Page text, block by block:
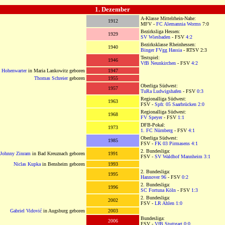
1. Dezember
1912
A-Klasse Mittelrhein-Nahe:
MFV - FC Alemannia Worms 7:0
1929
Bezirksliga Hessen:
SV Wiesbaden - FSV 4:2
1940
Bezirksklasse Rheinhessen:
Binger FVgg Hassia - RTSV 2:3
1946
Testspiel:
VfB Neunkirchen - FSV 4:2
in Maria Lankowitz geboren
1947
Thomas Schreiergeboren
1955
1957
Oberliga Südwest:
TuRa Ludwigshafen - FSV 0:3
1963
Regionalliga Südwest:
FSV - Spfr. 05 Saarbrücken 2:0
1968
Regionalliga Südwest:
FV Speyer- FSV 1:1
1973
DFB-Pokal:
1. FC Nürnberg - FSV 4:1
1985
Oberliga Südwest:
FSV - FK 03 Pirmasens 4:1
Johnny Zinram in Bad Kreuznach geboren 1991
2. Bundesliga:
FSV - SV Waldhof Mannheim 3:1
Niclas Kupka in Bensheim geboren
1993
1995
2. Bundesliga:
Hannover 96 - FSV 0:2
1996
2. Bundesliga:
SC Fortuna Köln - FSV 1:3
2002
2. Bundesliga:
FSV - LR Ahlen 1:0
Gabriel Vidović in Augsburg geboren
2003
2006
Bundesliga:
FSV - VfB Stuttgart 0:0